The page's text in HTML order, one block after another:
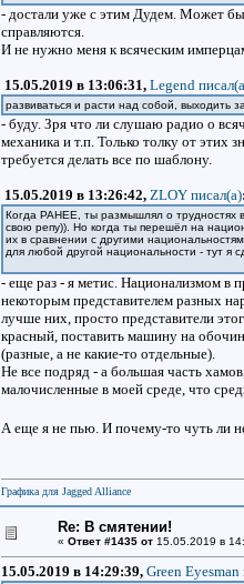
- достали уже с этим Дудем. Может
справляются.
И не нужно меня к всяческим
15.05.2019 в 13:06:31, Legend
развиваться и расти над собой, выходить
- буду. Зря что ли слушаю радио о
механика и т.п. Только толку от этих
требуется делать все по шаблону.
15.05.2019 в 13:26:42, ZLOY писал(a)
Когда РАНЕЕ, ты размышлял о трудностях
свою репу)). Но когда ты перешёл на
их в сравнении с другими
для любой другой национальности - тут я
- еще раз - я метис. Национализмом в
некоторым представителем разных
лучше них, просто представители
красный, поставить машину на
(разные, а не какие-то отдельные).
Не все подряд - а большая часть
малочисленные в моей среде, что
А еще я не пью. И почему-то чуть ли
Графика для Jagged Alliance
Re: В смятении!
« Ответ #1435 от15.05.2019 в
15.05.2019 в 14:29:39, Green Eyesman